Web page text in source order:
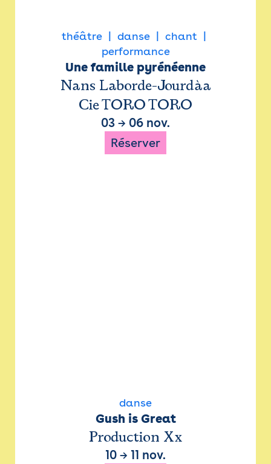
théâtre danse
chant
performance
Une famille pyrénéenne
Nans Laborde-Jourdàa
Cie TORO TORO
03 → 06 nov.
Réserver
danse
Gush is Great
Production Xx
10 → 11 nov.